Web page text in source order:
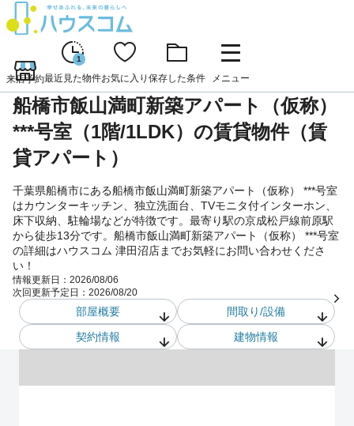
来店予約
1
最近見た物件お気に入り 保存した条件 メニュー
船橋市飯山満町新築アパート（仮称）
***号室（1階/1LDK）の賃貸物件（賃
貸アパート）
千葉県船橋市にある船橋市飯山満町新築アパート（仮称） ***号室
はカウンターキッチン、独立洗面台、TVモニタ付インターホン、
床下収納、駐輪場などが特徴です。最寄り駅の京成松戸線前原駅
から徒歩13分です。船橋市飯山満町新築アパート（仮称） ***号室
の詳細はハウスコム 津田沼店までお気軽にお問い合わせくださ
い！
情報更新日： 2026/08/06
次回更新予定日： 2026/08/20
部屋概要
間取り/設備
契約情報
建物情報